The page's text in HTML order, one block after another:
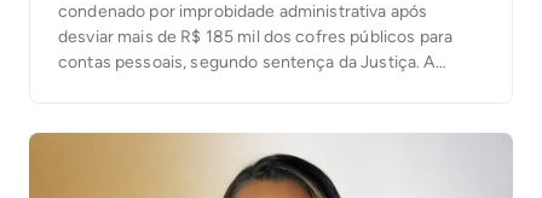
condenado por improbidade administrativa após
desviar mais de R$ 185 mil dos cofres públicos para
contas pessoais, segundo sentença da Justiça. A
Xambioá. De acordo com o processo, o ex-servidor […]